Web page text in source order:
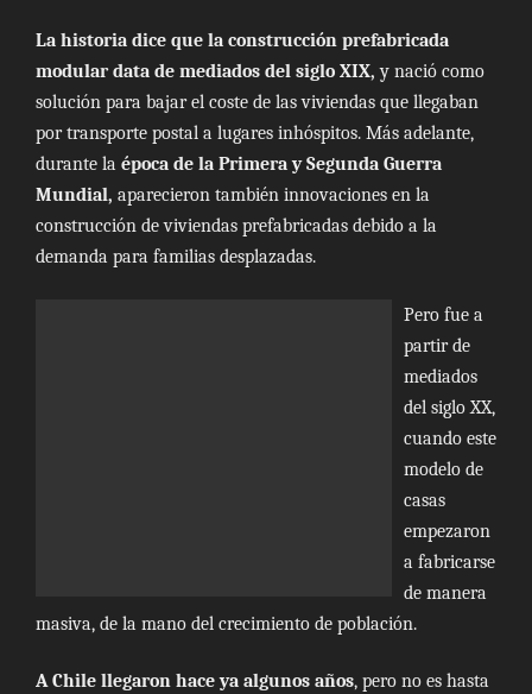
La historia dice que la construcción prefabricada
modulardata de mediados del siglo XIX,y nació como
solución para bajar el coste de las viviendas que llegaban
por transporte postal a lugares inhóspitos. Más adelante,
durante la época de la Primera y Segunda Guerra
Mundial, aparecieron también innovaciones en la
construcción de viviendas prefabricadas debido a la
demanda para familias desplazadas.
Pero fue a
partir de
mediados
del siglo XX,
cuando este
modelo de
casas
empezaron
a fabricarse
de manera
masiva, de la mano del crecimiento de población.
A Chile llegaron hace ya algunos años, pero no es hasta